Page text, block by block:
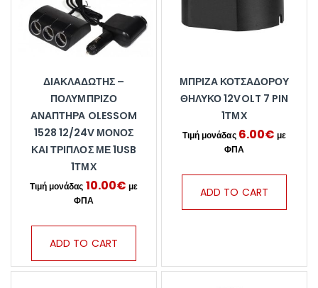
ΔΙΑΚΛΑΔΩΤΉΣ –
ΠΟΛΎΜΠΡΙΖΟ
ΑΝΑΠΤΉΡΑ OLESSOM
1528 12/24V ΜΟΝΌΣ
ΚΑΙ ΤΡΙΠΛΌΣ ΜΕ 1USB
1ΤΜΧ
10.00€
ADD TO CART
ΜΠΡΊΖΑ ΚΟΤΣΑΔΌΡΟΥ
ΘΗΛΥΚΌ 12VOLT 7 PIN
1ΤΜΧ
6.00€
ADD TO CART